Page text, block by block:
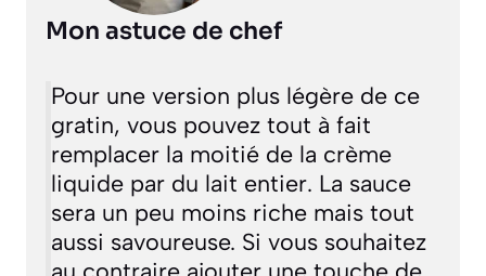
Mon astuce de chef
Pour une version plus légère de ce
gratin, vous pouvez tout à fait
remplacer la moitié de la crème
liquide par du lait entier. La sauce
sera un peu moins riche mais tout
aussi savoureuse. Si vous souhaitez